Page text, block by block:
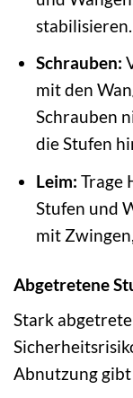
stabilisieren.
Schrauben:
mit den
Schrauben
die Stufen
Leim: Trage
Stufen und
mit
Abgetretene
Stark
Abnutzung